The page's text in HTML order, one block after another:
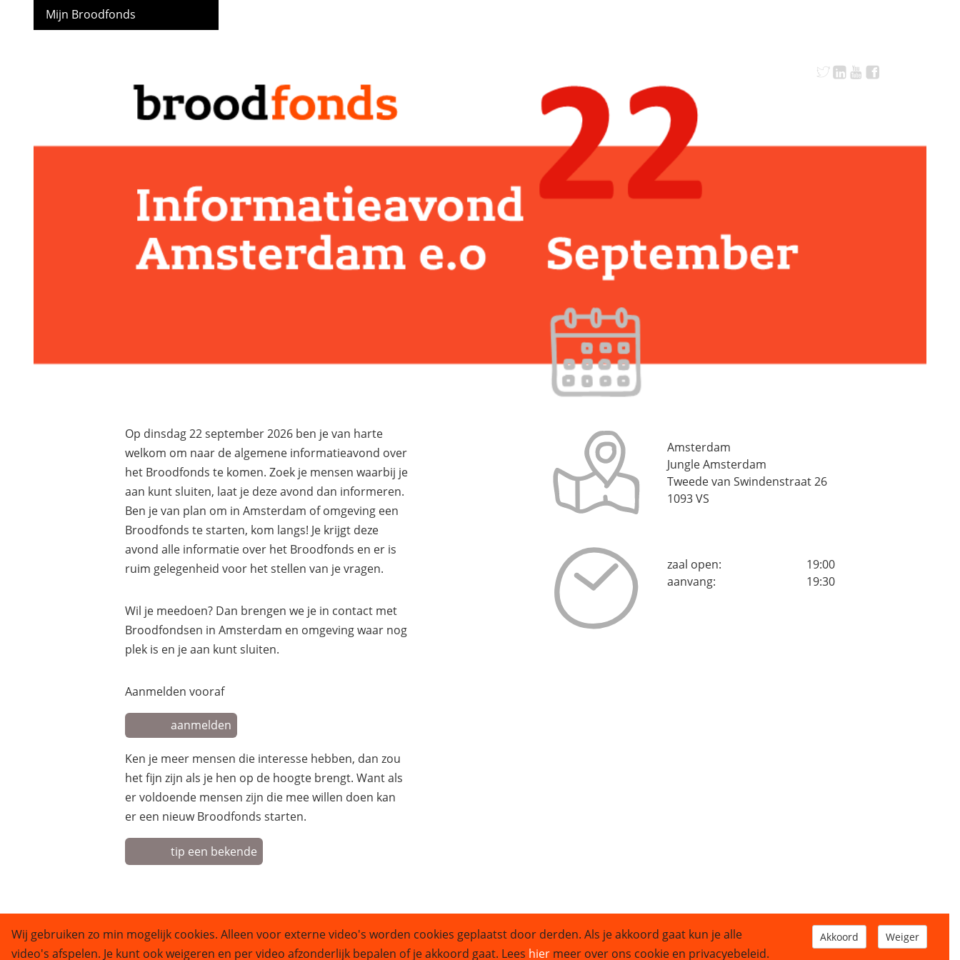
Mijn Broodfonds
Op dinsdag 22 september 2026 ben je van harte
welkom om naar de algemene informatieavond over
het Broodfonds te komen. Zoek je mensen waarbij je
aan kunt sluiten, laat je deze avond dan informeren.
Ben je van plan om in Amsterdam of omgeving een
Broodfonds te starten, kom langs! Je krijgt deze
avond alle informatie over het Broodfonds en er is
ruim gelegenheid voor het stellen van je vragen.
Wil je meedoen? Dan brengen we je in contact met
Broodfondsen in Amsterdam en omgeving waar nog
plek is en je aan kunt sluiten.
Aanmelden vooraf
aanmelden
Ken je meer mensen die interesse hebben, dan zou
het fijn zijn als je hen op de hoogte brengt. Want als
er voldoende mensen zijn die mee willen doen kan
er een nieuw Broodfonds starten.
tip een bekende
Amsterdam
Jungle Amsterdam
Tweede van Swindenstraat 26
1093 VS
zaal open:
19:00
aanvang:
19:30
Wij gebruiken zo min mogelijk cookies. Alleen voor externe video's worden cookies geplaatst door derden. Als je akkoord gaat kun je alle
video's afspelen. Je kunt ook weigeren en per video afzonderlijk bepalen of je akkoord gaat. Lees hier meer over ons cookie en privacyebeleid.
Weiger
Akkoord